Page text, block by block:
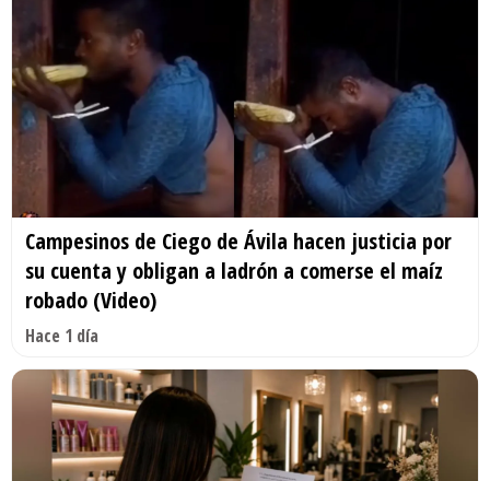
Campesinos de Ciego de Ávila hacen justicia por
su cuenta y obligan a ladrón a comerse el maíz
robado (Video)
Hace 1 día